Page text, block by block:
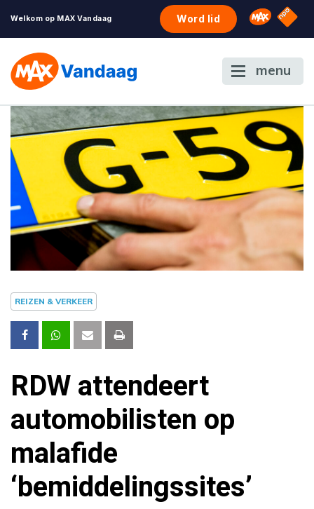
Welkom op MAX Vandaag Word lid Omroep
NPO
menu
REIZEN & VERKEER
RDW attendeert
automobilisten op
malafide
‘bemiddelingssites’